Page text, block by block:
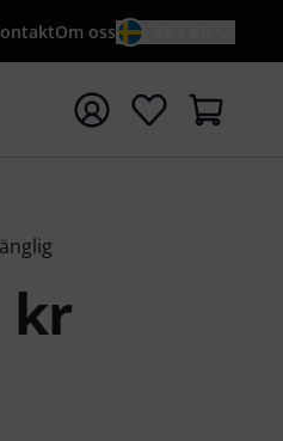
Om oss
kr